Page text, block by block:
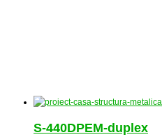
S-440DPEM-duplex